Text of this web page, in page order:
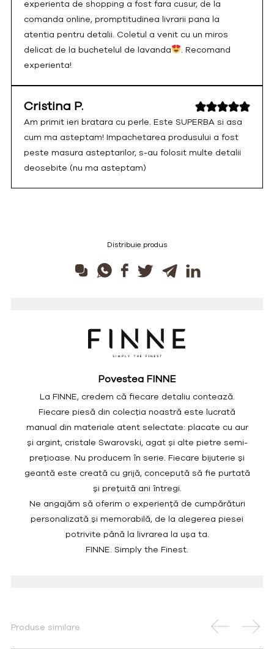
experienta de shopping a fost fara cusur, de la
comanda online, promptitudinea livrarii pana la
atentia pentru detalii. Coletul a venit cu un miros
delicat de la buchetelul de lavanda
. Recomand
experienta!
Cristina P.
Am primit ieri bratara cu perle. Este SUPERBA si asa
cum ma asteptam! Impachetarea produsului a fost
peste masura asteptarilor, s-au folosit multe detalii
deosebite (nu ma asteptam)
Distribuie produs
Povestea FINNE
La FINNE, credem că fiecare detaliu contează.
Fiecare piesă din colecția noastră este lucrată
manual din materiale atent selectate: placate cu aur
și argint, cristale Swarovski, agat și alte pietre semi-
prețioase. Nu producem în serie. Fiecare bijuterie și
geantă este creată cu grijă, concepută să fie purtată
și prețuită ani întregi.
Ne angajăm să oferim o experiență de cumpărături
personalizată și memorabilă, de la alegerea piesei
potrivite până la livrarea la ușa ta.
FINNE. Simply the Finest.
Produse similare